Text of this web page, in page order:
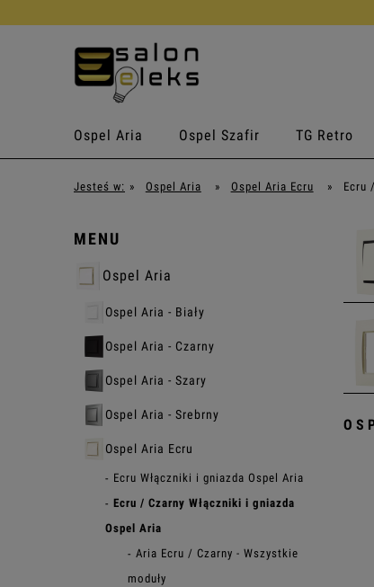
Ospel Aria Ospel Szafir TG Retro
Jesteś w: » Ospel Aria » Ospel Aria Ecru » Ecru
MENU
Ospel Aria
Ospel Aria - Biały
Ospel Aria - Czarny
Ospel Aria - Szary
Ospel Aria - Srebrny
Ospel Aria Ecru
Ecru Włączniki i gniazda Ospel Aria
Ecru / Czarny Włączniki i gniazda
Ospel Aria
Aria Ecru / Czarny - Wszystkie
moduły